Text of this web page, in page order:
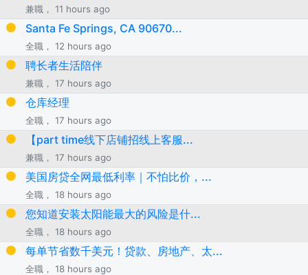
兼職， 11 hours ago
Santa Fe Springs, CA 90670...
全職， 12 hours ago
聘长者生活陪伴
兼職， 17 hours ago
仓库经理
全職， 17 hours ago
【part time线下店铺招线上客服...
兼職， 17 hours ago
美国房贷全网最低利率｜不怕比价，...
全職， 18 hours ago
您知道安装太阳能最大的风险是什...
全職， 18 hours ago
每单节省数千美元！贷款、房地产、太...
全職， 18 hours ago